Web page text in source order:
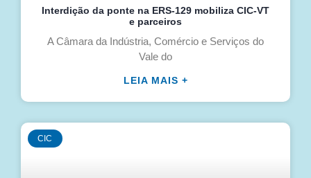
Interdição da ponte na ERS-129 mobiliza CIC-VT
e parceiros
A Câmara da Indústria, Comércio e Serviços do
Vale do
LEIA MAIS +
CIC